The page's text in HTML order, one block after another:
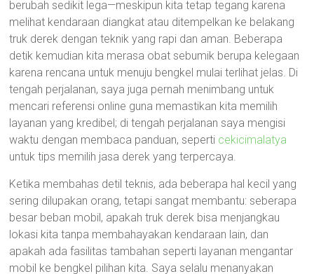
berubah sedikit lega—meskipun kita tetap tegang karena
melihat kendaraan diangkat atau ditempelkan ke belakang
truk derek dengan teknik yang rapi dan aman. Beberapa
detik kemudian kita merasa obat sebumik berupa kelegaan
karena rencana untuk menuju bengkel mulai terlihat jelas. Di
tengah perjalanan, saya juga pernah menimbang untuk
mencari referensi online guna memastikan kita memilih
layanan yang kredibel; di tengah perjalanan saya mengisi
waktu dengan membaca panduan, seperti cekicimalatya
untuk tips memilih jasa derek yang terpercaya.
Ketika membahas detil teknis, ada beberapa hal kecil yang
sering dilupakan orang, tetapi sangat membantu: seberapa
besar beban mobil, apakah truk derek bisa menjangkau
lokasi kita tanpa membahayakan kendaraan lain, dan
apakah ada fasilitas tambahan seperti layanan mengantar
mobil ke bengkel pilihan kita. Saya selalu menanyakan